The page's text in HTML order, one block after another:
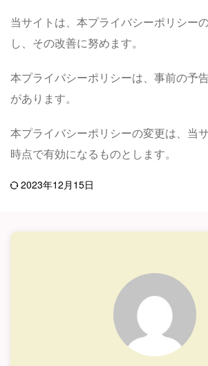
当サイトは、本プライバシーポリシー
し、その改善に努めます。
本プライバシーポリシーは、事前の予
があります。
本プライバシーポリシーの変更は、当
時点で有効になるものとします。
2023年12月15日